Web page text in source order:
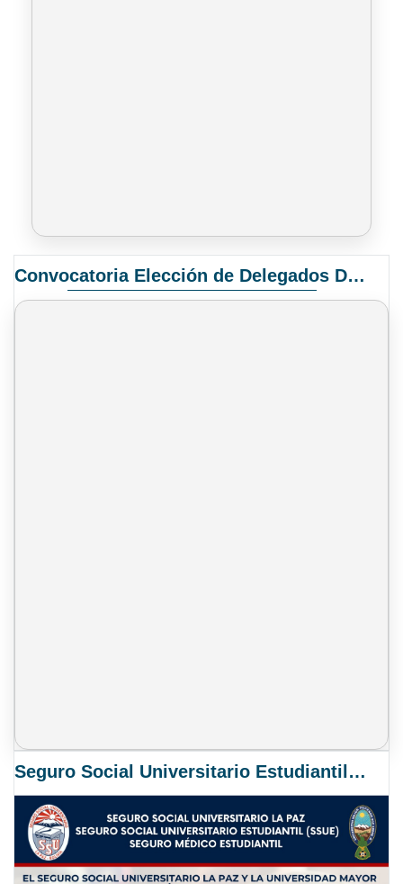
Convocatoria Elección de Delegados Docentes para el XIV Congreso Nacional de Universidades
Seguro Social Universitario Estudiantil SSUE